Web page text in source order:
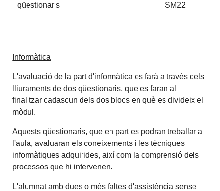
qüestionaris
SM22
Informàtica
L'avaluació de la part d'informàtica es farà a través dels
lliuraments de dos qüestionaris, que es faran al
finalitzar cadascun dels dos blocs en què es divideix el
mòdul.
Aquests qüestionaris, que en part es podran treballar a
l'aula, avaluaran els coneixements i les tècniques
informàtiques adquirides, així com la comprensió dels
processos que hi intervenen.
L'alumnat amb dues o més faltes d'assistència sense